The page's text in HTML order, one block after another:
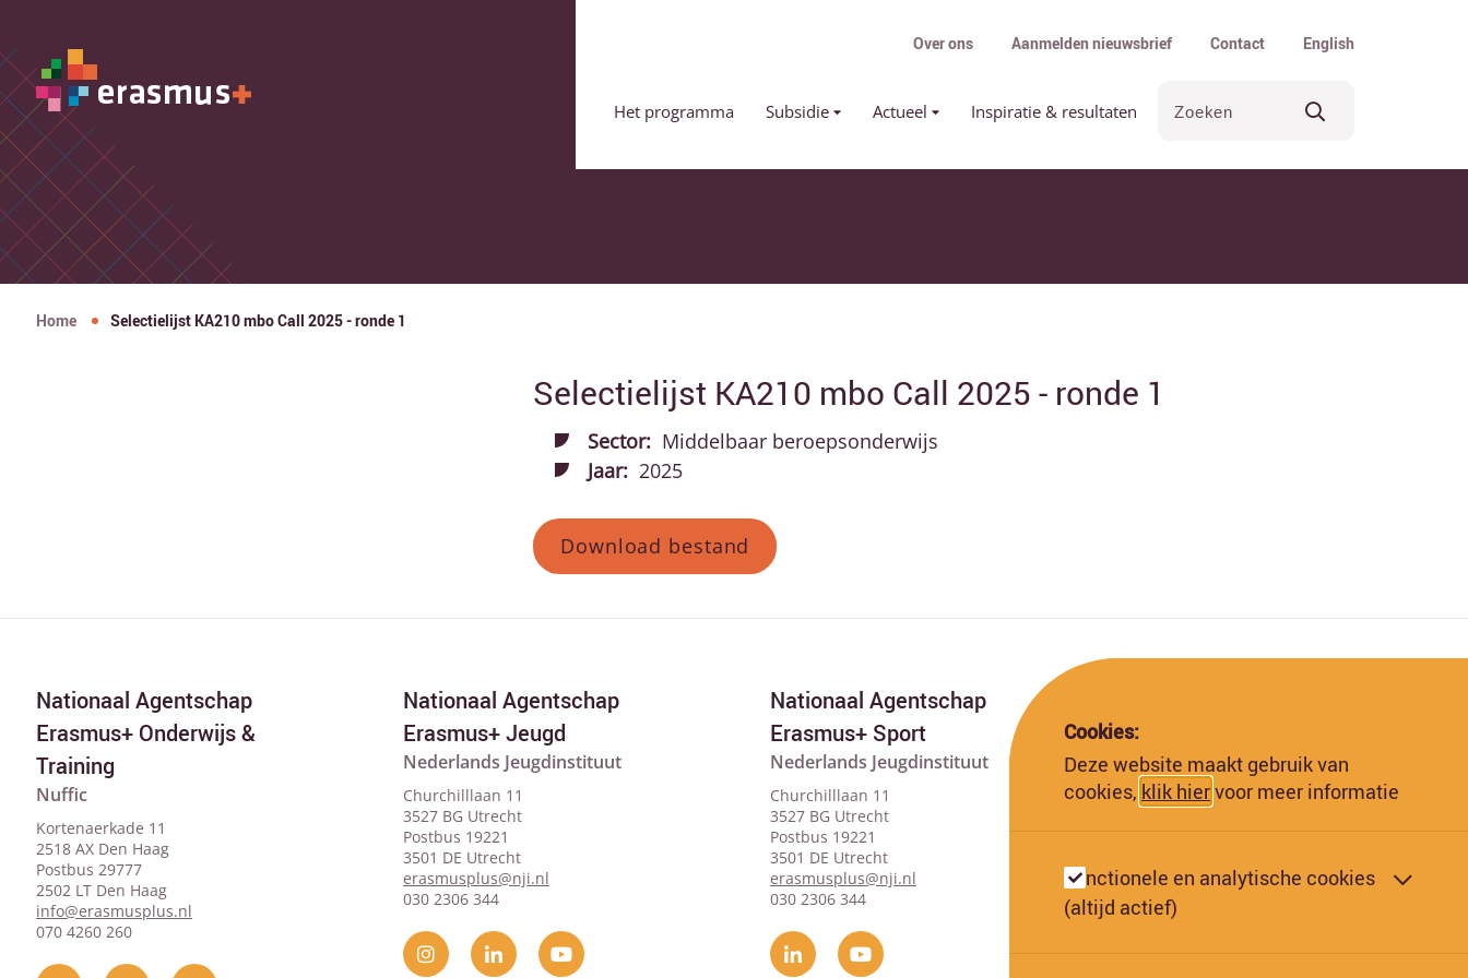
Primair menu
Over ons Aanmelden nieuwsbrief Contact English
Het programma Subsidie Actueel Inspiratie & resultaten
Home Selectielijst KA210 mbo Call 2025 - ronde 1
Selectielijst KA210 mbo Call 2025 - ronde 1
Sector: Middelbaar beroepsonderwijs
Jaar: 2025
Download bestand
Nationaal Agentschap
Erasmus+ Onderwijs &
Training
Nuffic
Kortenaerkade 11
2518 AX Den Haag
Postbus 29777
2502 LT Den Haag
info@erasmusplus.nl
070 4260 260
Nationaal Agentschap
Erasmus+ Jeugd
Nederlands Jeugdinstituut
Churchilllaan 11
3527 BG Utrecht
Postbus 19221
3501 DE Utrecht
erasmusplus@nji.nl
030 2306 344
Nationaal Agentschap
Erasmus+ Sport
Nederlands Jeugdinstituut
Churchilllaan 11
3527 BG Utrecht
Postbus 19221
3501 DE Utrecht
erasmusplus@nji.nl
030 2306 344
Deze website is gefinancierd met subsidie van
de Europese Commissie. De Europese
Commissie kan niet aansprakelijk worden
Cookies:
Deze website maakt gebruik van
cookies, klik hiervoor meer informatie
Functionele en analytische cookies
(altijd actief)